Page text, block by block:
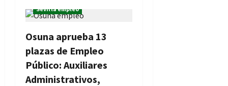
Sevilla empleo
Osuna aprueba 13
plazas de Empleo
Público: Auxiliares
Administrativos,